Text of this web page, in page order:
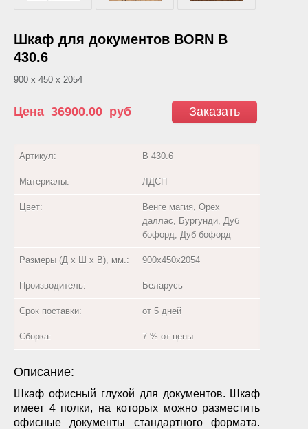
Шкаф для документов BORN В
430.6
900 х 450 х 2054
Заказать
Цена 36900.00 руб
Артикул: В 430.6
Материалы: ЛДСП
Цвет:
Венге магия, Орех
даллас, Бургунди, Дуб
бофорд, Дуб бофорд
Размеры (Д х Ш х В), мм.: 900х450х2054
Производитель: Беларусь
Срок поставки: от 5 дней
Сборка: 7 % от цены
Описание:
Шкаф офисный глухой для документов. Шкаф
имеет 4 полки, на которых можно разместить
офисные документы стандартного формата.